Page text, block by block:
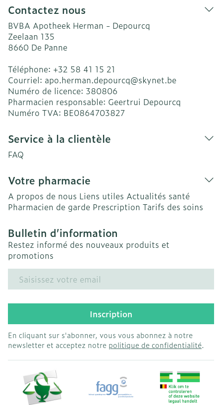
Contactez nous
BVBA Apotheek Herman - Depourcq
Zeelaan 135
8660 De Panne
Téléphone: +32 58 41 15 21
Courriel: apo.herman.depourcq@skynet.be
Numéro de licence: 380806
Pharmacien responsable: Geertrui Depourcq
Numéro TVA: BE0864703827
Service à la clientèle
FAQ
Votre pharmacie
A propos de nous Liens utiles Actualités santé
Pharmacien de garde Prescription Tarifs des soins
Bulletin d’information
Restez informé des nouveaux produits et
promotions
Adresse mail
Inscription
En cliquant sur s'abonner, vous vous abonnez à notre
newsletter et acceptez notre politique de confidentialité.